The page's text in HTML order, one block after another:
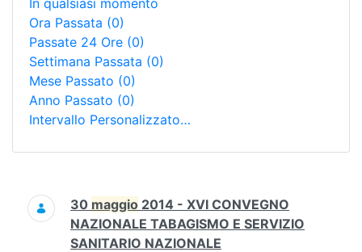
In qualsiasi momento
Ora Passata (0)
Passate 24 Ore (0)
Settimana Passata (0)
Mese Passato (0)
Anno Passato (0)
Intervallo Personalizzato…
Ricerca
30 maggio 2014 - XVI CONVEGNO
NAZIONALE TABAGISMO E SERVIZIO
SANITARIO NAZIONALE